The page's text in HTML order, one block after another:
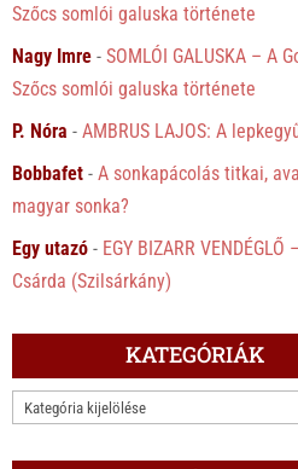
Szőcs somlói galuska története
Nagy Imre -SOMLÓI GALUSKA – A
Szőcs somlói galuska története
P. Nóra -AMBRUS LAJOS: A
Bobbafet -A sonkapácolás titkai,
magyar sonka?
Egy utazó - EGY BIZARR
Csárda (Szilsárkány)
KATEGÓRIÁK
KATEGÓRIÁK